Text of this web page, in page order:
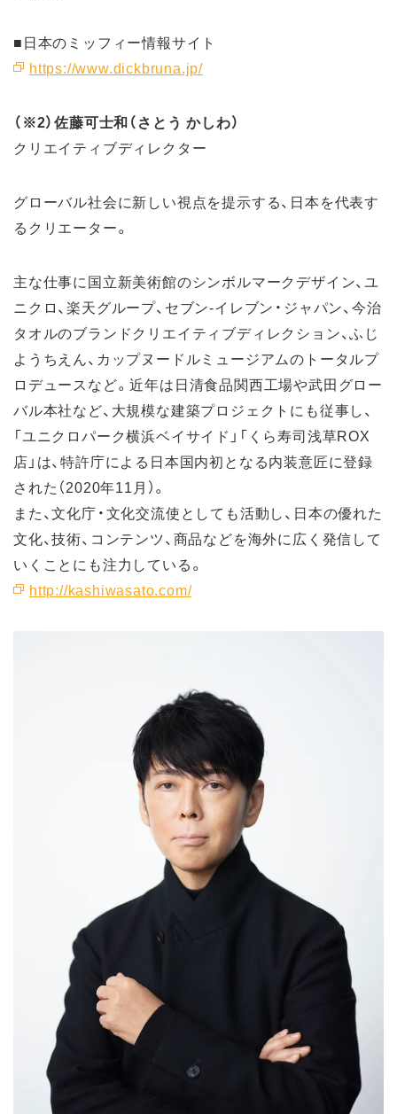
■日本のミッフィー情報サイト
https://www.dickbruna.jp/
（※2）佐藤可士和（さとう かしわ）
クリエイティブディレクター
グローバル社会に新しい視点を提示する、日本を代表す
るクリエーター。
主な仕事に国立新美術館のシンボルマークデザイン、ユ
ニクロ、楽天グループ、セブン-イレブン・ジャパン、今治
タオルのブランドクリエイティブディレクション、ふじ
ようちえん、カップヌードルミュージアムのトータルプ
ロデュースなど。近年は日清食品関西工場や武田グロー
バル本社など、大規模な建築プロジェクトにも従事し、
「ユニクロパーク横浜ベイサイド」「くら寿司浅草ROX
店」は、特許庁による日本国内初となる内装意匠に登録
された（2020年11月）。
また、文化庁・文化交流使としても活動し、日本の優れた
文化、技術、コンテンツ、商品などを海外に広く発信して
いくことにも注力している。
http://kashiwasato.com/